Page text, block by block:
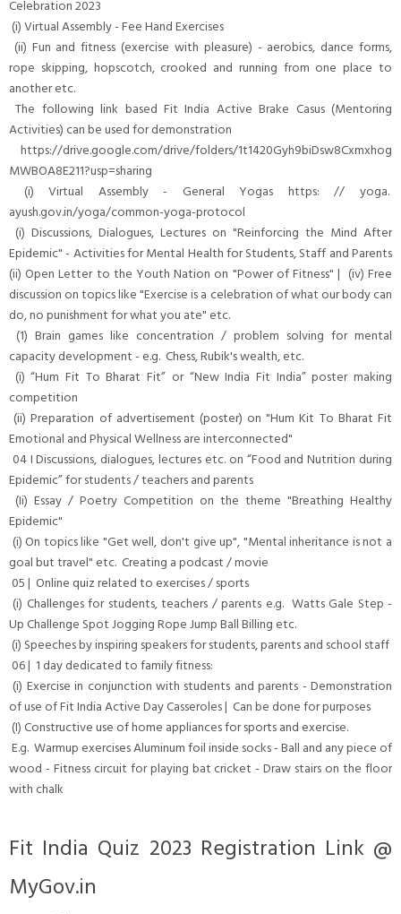
Celebration 2023
(i) Virtual Assembly - Fee Hand Exercises
(ii) Fun and fitness (exercise with pleasure) - aerobics, dance forms,
rope skipping, hopscotch, crooked and running from one place to
another etc.
The following link based Fit India Active Brake Casus (Mentoring
Activities) can be used for demonstration
https://drive.google.com/drive/folders/1t1420Gyh9biDsw8Cxmxhog
MWBOA8E211?usp=sharing
(i) Virtual Assembly - General Yogas https: // yoga.
ayush.gov.in/yoga/common-yoga-protocol
(i) Discussions, Dialogues, Lectures on "Reinforcing the Mind After
Epidemic" - Activities for Mental Health for Students, Staff and Parents
(ii) Open Letter to the Youth Nation on "Power of Fitness" | (iv) Free
discussion on topics like "Exercise is a celebration of what our body can
do, no punishment for what you ate" etc.
(1) Brain games like concentration / problem solving for mental
capacity development - e.g. Chess, Rubik's wealth, etc.
(i) “Hum Fit To Bharat Fit” or “New India Fit India” poster making
competition
(ii) Preparation of advertisement (poster) on "Hum Kit To Bharat Fit
Emotional and Physical Wellness are interconnected"
04 I Discussions, dialogues, lectures etc. on “Food and Nutrition during
Epidemic” for students / teachers and parents
(Ii) Essay / Poetry Competition on the theme "Breathing Healthy
Epidemic"
(i) On topics like "Get well, don't give up", "Mental inheritance is not a
goal but travel" etc. Creating a podcast / movie
05 | Online quiz related to exercises / sports
(i) Challenges for students, teachers / parents e.g. Watts Gale Step -
Up Challenge Spot Jogging Rope Jump Ball Billing etc.
(i) Speeches by inspiring speakers for students, parents and school staff
06 | 1 day dedicated to family fitness:
(i) Exercise in conjunction with students and parents - Demonstration
of use of Fit India Active Day Casseroles | Can be done for purposes
(I) Constructive use of home appliances for sports and exercise.
E.g. Warmup exercises Aluminum foil inside socks - Ball and any piece of
wood - Fitness circuit for playing bat cricket - Draw stairs on the floor
with chalk
Fit India Quiz 2023 Registration Link @
MyGov.in